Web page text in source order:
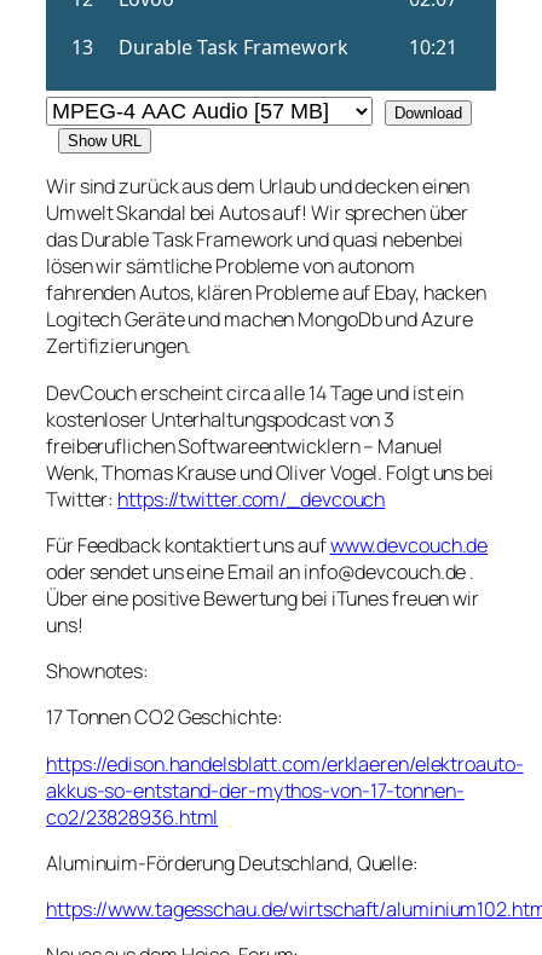
Download
Show URL
Wir sind zurück aus dem Urlaub und decken einen
Umwelt Skandal bei Autos auf! Wir sprechen über
das Durable Task Framework und quasi nebenbei
lösen wir sämtliche Probleme von autonom
fahrenden Autos, klären Probleme auf Ebay, hacken
Logitech Geräte und machen MongoDb und Azure
Zertifizierungen.
DevCouch erscheint circa alle 14 Tage und ist ein
kostenloser Unterhaltungspodcast von 3
freiberuflichen Softwareentwicklern – Manuel
Wenk, Thomas Krause und Oliver Vogel. Folgt uns bei
Twitter: https://twitter.com/_devcouch
Für Feedback kontaktiert uns aufwww.devcouch.de
oder sendet uns eine Email an info@devcouch.de .
Über eine positive Bewertung bei iTunes freuen wir
uns!
Shownotes:
17 Tonnen CO2 Geschichte:
https://edison.handelsblatt.com/erklaeren/elektroauto-
akkus-so-entstand-der-mythos-von-17-tonnen-
co2/23828936.html
Aluminuim-Förderung Deutschland, Quelle:
https://www.tagesschau.de/wirtschaft/